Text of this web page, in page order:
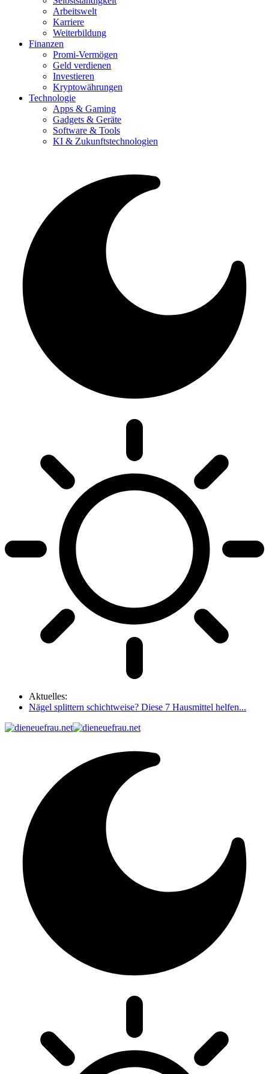
Arbeitswelt
Karriere
Weiterbildung
Finanzen
Promi-Vermögen
Geld verdienen
Investieren
Kryptowährungen
Technologie
Apps & Gaming
Gadgets & Geräte
Software & Tools
KI & Zukunftstechnologien
Aktuelles:
Nägel splittern schichtweise? Diese 7 Hausmittel helfen...